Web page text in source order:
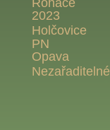
Roháče
2023
Holčovice
PN
Opava
Nezařaditelné